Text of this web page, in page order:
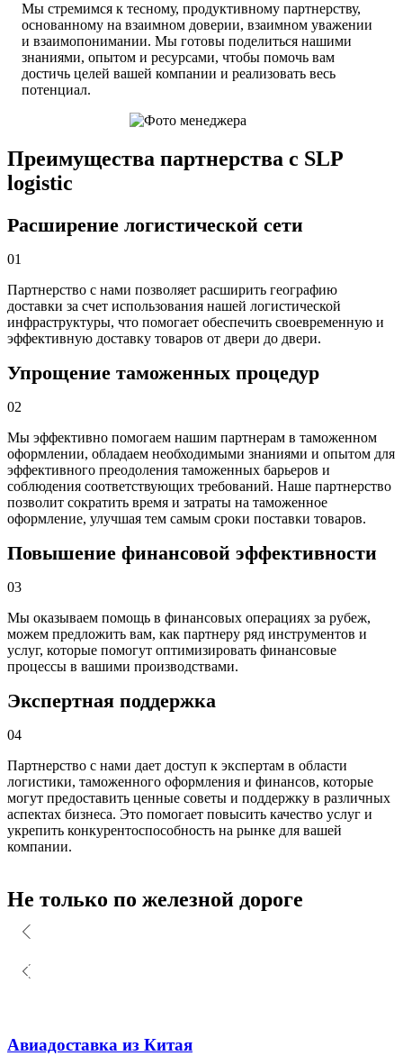
Мы стремимся к тесному, продуктивному партнерству,
основанному на взаимном доверии, взаимном уважении
и взаимопонимании. Мы готовы поделиться нашими
знаниями, опытом и ресурсами, чтобы помочь вам
достичь целей вашей компании и реализовать весь
потенциал.
Преимущества партнерства с SLP
logistic
Расширение логистической сети
01
Партнерство с нами позволяет расширить географию
доставки за счет использования нашей логистической
инфраструктуры, что помогает обеспечить своевременную и
эффективную доставку товаров от двери до двери.
Упрощение таможенных процедур
02
Мы эффективно помогаем нашим партнерам в таможенном
оформлении, обладаем необходимыми знаниями и опытом для
эффективного преодоления таможенных барьеров и
соблюдения соответствующих требований. Наше партнерство
позволит сократить время и затраты на таможенное
оформление, улучшая тем самым сроки поставки товаров.
Повышение финансовой эффективности
03
Мы оказываем помощь в финансовых операциях за рубеж,
можем предложить вам, как партнеру ряд инструментов и
услуг, которые помогут оптимизировать финансовые
процессы в вашими производствами.
Экспертная поддержка
04
Партнерство с нами дает доступ к экспертам в области
логистики, таможенного оформления и финансов, которые
могут предоставить ценные советы и поддержку в различных
аспектах бизнеса. Это помогает повысить качество услуг и
укрепить конкурентоспособность на рынке для вашей
компании.
Не только по железной дороге
Авиадоставка из Китая